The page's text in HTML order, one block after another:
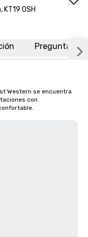
KT19 0SH
Preguntas
Western se encuentra
con